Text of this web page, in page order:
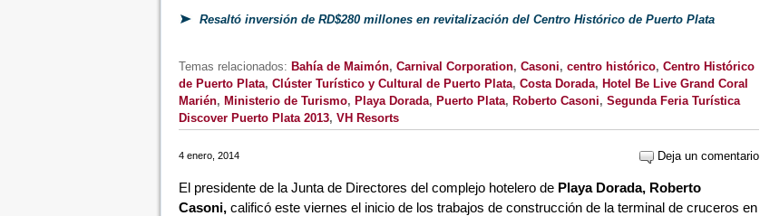
Resaltó inversión de RD$280 millones en revitalización del Centro Histórico de Puerto Plata
Temas relacionados: Bahía de Maimón, Carnival Corporation, Casoni, centro histórico, Centro Histórico
de Puerto Plata, Clúster Turístico y Cultural de Puerto Plata, Costa Dorada, Hotel Be Live Grand Coral
Marién, Ministerio de Turismo, Playa Dorada, Puerto Plata, Roberto Casoni, Segunda Feria Turística
Discover Puerto Plata 2013, VH Resorts
4 enero, 2014 Deja un comentario
El presidente de la Junta de Directores del complejo hotelero de Playa Dorada, Roberto
Casoni,calificó este viernes el inicio de los trabajos de construcción de la terminal de cruceros en